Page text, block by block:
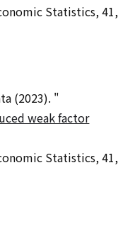
Statistics, 41,
(2023). "
weak factor
Statistics, 41,